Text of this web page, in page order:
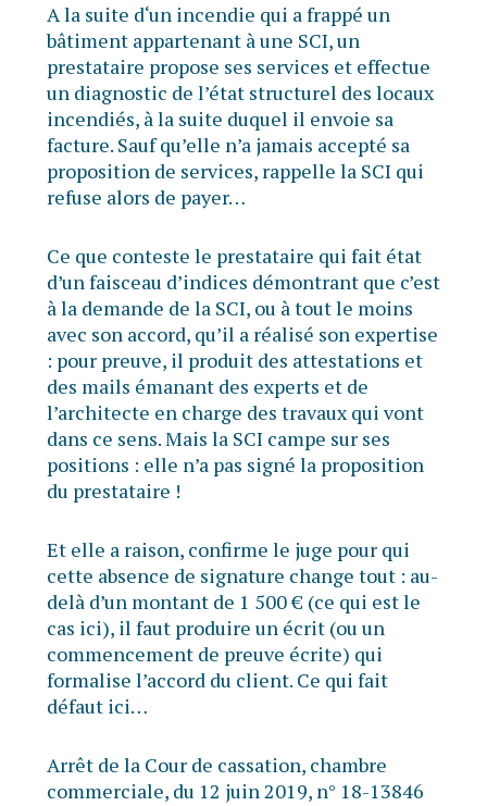
A la suite d‘un incendie qui a frappé un
bâtiment appartenant à une SCI, un
prestataire propose ses services et effectue
un diagnostic de l’état structurel des locaux
incendiés, à la suite duquel il envoie sa
facture. Sauf qu’elle n’a jamais accepté sa
proposition de services, rappelle la SCI qui
refuse alors de payer…
Ce que conteste le prestataire qui fait état
d’un faisceau d’indices démontrant que c’est
à la demande de la SCI, ou à tout le moins
avec son accord, qu’il a réalisé son expertise
: pour preuve, il produit des attestations et
des mails émanant des experts et de
l’architecte en charge des travaux qui vont
dans ce sens. Mais la SCI campe sur ses
positions : elle n’a pas signé la proposition
du prestataire !
Et elle a raison, confirme le juge pour qui
cette absence de signature change tout : au-
delà d’un montant de 1 500 € (ce qui est le
cas ici), il faut produire un écrit (ou un
commencement de preuve écrite) qui
formalise l’accord du client. Ce qui fait
défaut ici…
Arrêt de la Cour de cassation, chambre
commerciale, du 12 juin 2019, n° 18-13846